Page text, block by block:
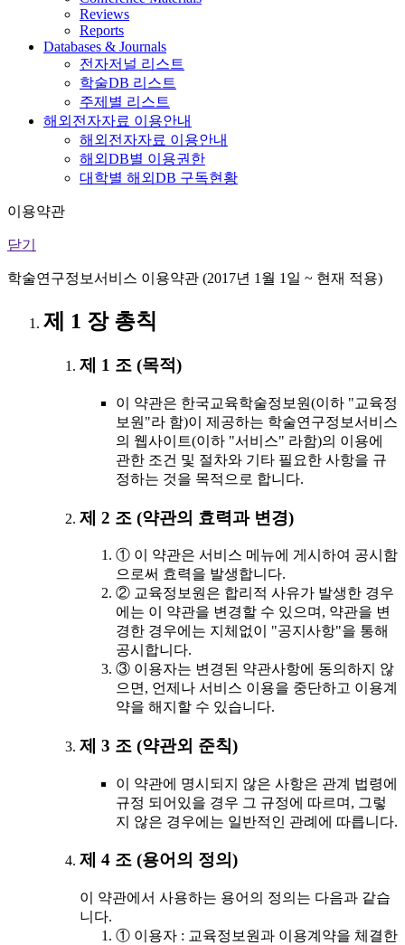
Reviews
Reports
Databases & Journals
전자저널 리스트
학술DB 리스트
주제별 리스트
해외전자자료 이용안내
해외전자자료 이용안내
해외DB별 이용권한
대학별 해외DB 구독현황
이용약관
닫기
학술연구정보서비스 이용약관 (2017년 1월 1일 ~ 현재 적용)
제 1 장 총칙
제 1 조 (목적)
이 약관은 한국교육학술정보원(이하 "교육정
보원"라 함)이 제공하는 학술연구정보서비스
의 웹사이트(이하 "서비스" 라함)의 이용에
관한 조건 및 절차와 기타 필요한 사항을 규
정하는 것을 목적으로 합니다.
제 2 조 (약관의 효력과 변경)
① 이 약관은 서비스 메뉴에 게시하여 공시함
으로써 효력을 발생합니다.
② 교육정보원은 합리적 사유가 발생한 경우
에는 이 약관을 변경할 수 있으며, 약관을 변
경한 경우에는 지체없이 "공지사항"을 통해
공시합니다.
③ 이용자는 변경된 약관사항에 동의하지 않
으면, 언제나 서비스 이용을 중단하고 이용계
약을 해지할 수 있습니다.
제 3 조 (약관외 준칙)
이 약관에 명시되지 않은 사항은 관계 법령에
규정 되어있을 경우 그 규정에 따르며, 그렇
지 않은 경우에는 일반적인 관례에 따릅니다.
제 4 조 (용어의 정의)
이 약관에서 사용하는 용어의 정의는 다음과 같습
니다.
① 이용자 : 교육정보원과 이용계약을 체결한